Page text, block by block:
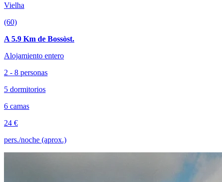
Vielha
(60)
A 5.9 Km de Bossòst.
Alojamiento entero
2 - 8 personas
5 dormitorios
6 camas
24 €
pers./noche (aprox.)